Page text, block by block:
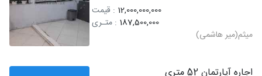
12,000,000,000 : قیمت
187,500,000 : متـری
میثم(میر هاشمی)